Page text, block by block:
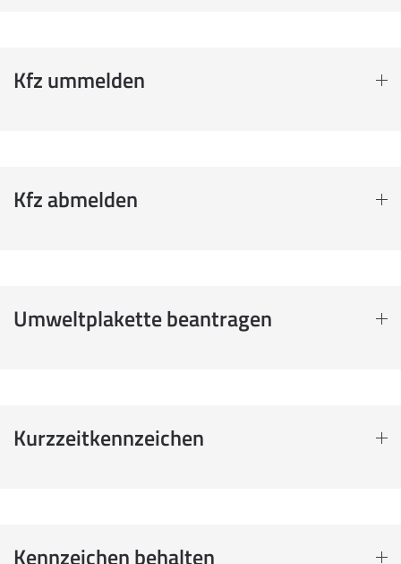
Kfz ummelden
Kfz abmelden
Umweltplakette beantragen
Kurzzeitkennzeichen
Kennzeichen behalten